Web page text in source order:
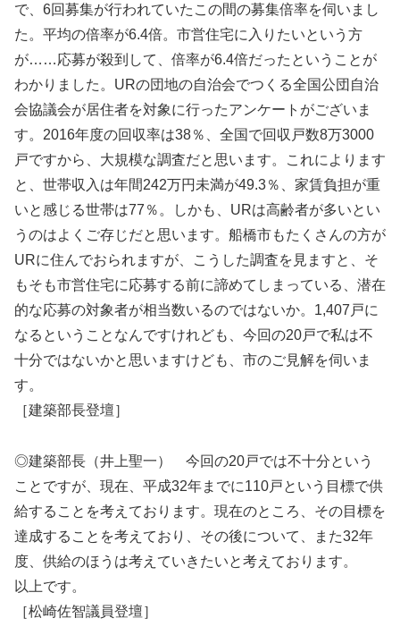
で、6回募集が行われていたこの間の募集倍率を伺いまし
た。平均の倍率が6.4倍。市営住宅に入りたいという方
が……応募が殺到して、倍率が6.4倍だったということが
わかりました。URの団地の自治会でつくる全国公団自治
会協議会が居住者を対象に行ったアンケートがございま
す。2016年度の回収率は38％、全国で回収戸数8万3000
戸ですから、大規模な調査だと思います。これによります
と、世帯収入は年間242万円未満が49.3％、家賃負担が重
いと感じる世帯は77％。しかも、URは高齢者が多いとい
うのはよくご存じだと思います。船橋市もたくさんの方が
URに住んでおられますが、こうした調査を見ますと、そ
もそも市営住宅に応募する前に諦めてしまっている、潜在
的な応募の対象者が相当数いるのではないか。1,407戸に
なるということなんですけれども、今回の20戸で私は不
十分ではないかと思いますけども、市のご見解を伺いま
す。
［建築部長登壇］
◎建築部長（井上聖一） 今回の20戸では不十分という
ことですが、現在、平成32年までに110戸という目標で供
給することを考えております。現在のところ、その目標を
達成することを考えており、その後について、また32年
度、供給のほうは考えていきたいと考えております。
以上です。
［松崎佐智議員登壇］